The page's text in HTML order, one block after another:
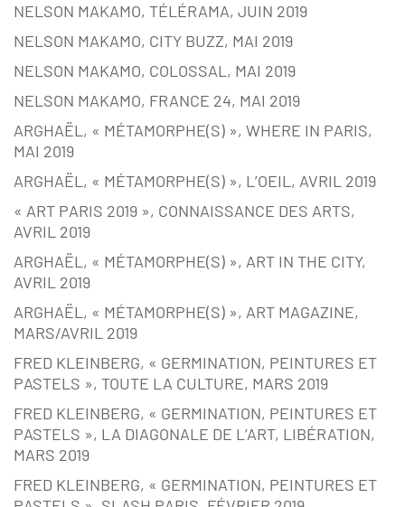
NELSON MAKAMO, TÉLÉRAMA, JUIN 2019
NELSON MAKAMO, CITY BUZZ, MAI 2019
NELSON MAKAMO, COLOSSAL, MAI 2019
NELSON MAKAMO, FRANCE 24, MAI 2019
ARGHAËL, « MÉTAMORPHE(S) », WHERE IN PARIS,
MAI 2019
ARGHAËL, « MÉTAMORPHE(S) », L’OEIL, AVRIL 2019
« ART PARIS 2019 », CONNAISSANCE DES ARTS,
AVRIL 2019
ARGHAËL, « MÉTAMORPHE(S) », ART IN THE CITY,
AVRIL 2019
ARGHAËL, « MÉTAMORPHE(S) », ART MAGAZINE,
MARS/AVRIL 2019
FRED KLEINBERG, « GERMINATION, PEINTURES ET
PASTELS », TOUTE LA CULTURE, MARS 2019
FRED KLEINBERG, « GERMINATION, PEINTURES ET
PASTELS », LA DIAGONALE DE L’ART, LIBÉRATION,
MARS 2019
FRED KLEINBERG, « GERMINATION, PEINTURES ET